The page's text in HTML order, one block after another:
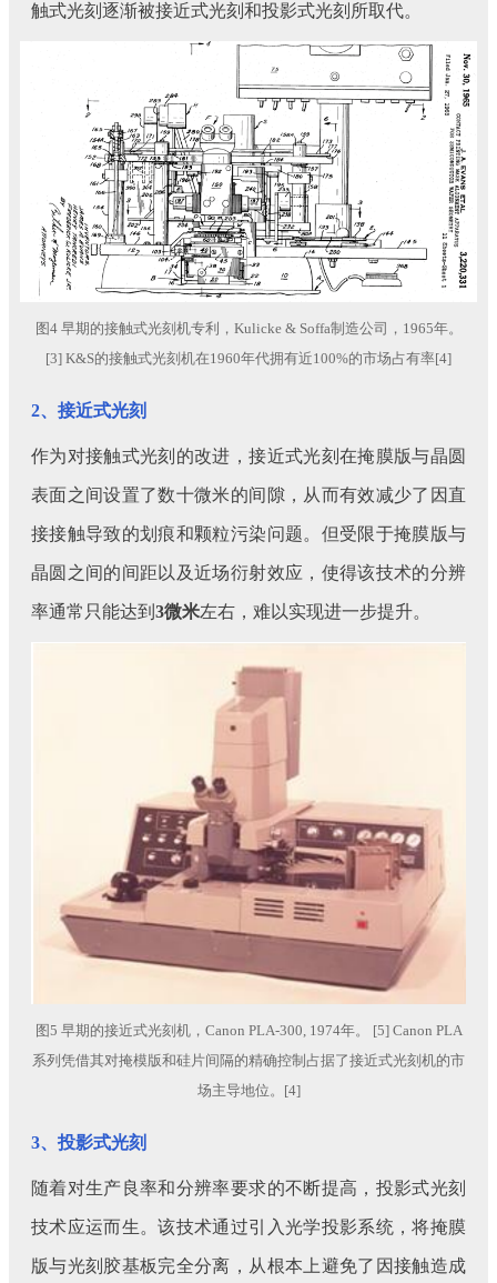
触式光刻逐渐被接近式光刻和投影式光刻所取代。
图4 早期的接触式光刻机专利，Kulicke & Soffa制造公司，1965年。
[3] K&S的接触式光刻机在1960年代拥有近100%的市场占有率[4]
2、接近式光刻
作为对接触式光刻的改进，接近式光刻在掩膜版与晶圆
表面之间设置了数十微米的间隙，从而有效减少了因直
接接触导致的划痕和颗粒污染问题。但受限于掩膜版与
晶圆之间的间距以及近场衍射效应，使得该技术的分辨
率通常只能达到 3微米左右，难以实现进一步提升。
图5 早期的接近式光刻机，Canon PLA-300, 1974年。 [5] Canon PLA
系列凭借其对掩模版和硅片间隔的精确控制占据了接近式光刻机的市
场主导地位。[4]
3、投影式光刻
随着对生产良率和分辨率要求的不断提高，投影式光刻
技术应运而生。该技术通过引入光学投影系统，将掩膜
版与光刻胶基板完全分离，从根本上避免了因接触造成